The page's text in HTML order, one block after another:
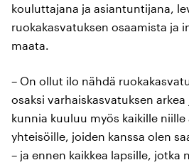
kouluttajana ja asiantuntijana,
ruokakasvatuksen osaamista ja
maata.
– On ollut ilo nähdä
osaksi varhaiskasvatuksen
kunnia kuuluu myös kaikille
yhteisöille, joiden kanssa olen
– ja ennen kaikkea lapsille, jotka